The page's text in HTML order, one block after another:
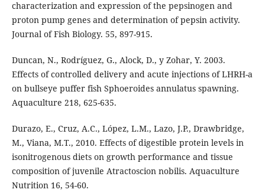
characterization and expression of the pepsinogen and
proton pump genes and determination of pepsin activity.
Journal of Fish Biology. 55, 897-915.
Duncan, N., Rodríguez, G., Alock, D., y Zohar, Y. 2003.
Effects of controlled delivery and acute injections of LHRH-a
on bullseye puffer fish Sphoeroides annulatus spawning.
Aquaculture 218, 625-635.
Durazo, E., Cruz, A.C., López, L.M., Lazo, J.P., Drawbridge,
M., Viana, M.T., 2010. Effects of digestible protein levels in
isonitrogenous diets on growth performance and tissue
composition of juvenile Atractoscion nobilis. Aquaculture
Nutrition 16, 54-60.